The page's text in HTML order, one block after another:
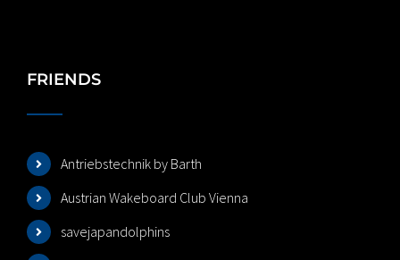
FRIENDS
Antriebstechnik by Barth
Austrian Wakeboard Club Vienna
savejapandolphins